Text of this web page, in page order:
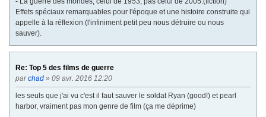
Effets spéciaux remarquables pour l'époque et une histoire construite qui
appelle à la réflexion (l'infiniment petit peu nous détruire ou nous
sauver).
Re: Top 5 des films de guerre
parchad » 09 avr. 2016 12:20
les seuls que j'ai vu c'est il faut sauver le soldat Ryan (good!) et pearl
harbor, vraiment pas mon genre de film (ça me déprime)